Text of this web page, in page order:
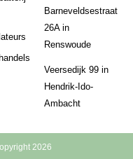
Barneveldsestraat
26A in
Renswoude
Veersedijk 99 in
Hendrik-Ido-
Ambacht
2026